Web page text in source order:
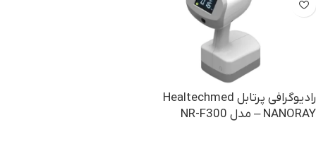
رادیوگرافی پرتابل Healtechmed
– NANORAY مدل NR-F300